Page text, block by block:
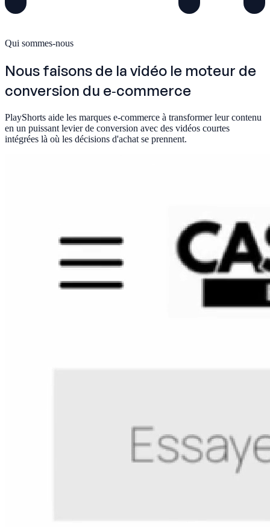
Qui sommes-nous
Nous faisons de la vidéo le moteur de
conversion du e‑commerce
PlayShorts aide les marques e-commerce à transformer leur contenu
en un puissant levier de conversion avec des vidéos courtes
intégrées là où les décisions d'achat se prennent.